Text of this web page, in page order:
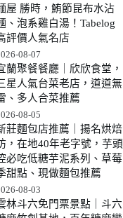
屋 勝時，鮪節昆布水沾
、泡系雞白湯！Tabelog
評價人氣名店
08-07
蘭聚餐餐廳｜欣欣食堂，
星人氣台菜老店，道道無
、多人合菜推薦
08-05
莊麵包店推薦｜揚名烘焙
，在地40年老字號，芋頭
必吃低糖芋泥系列、草莓
甜點、現做麵包推薦
08-03
林斗六免門票景點｜斗六